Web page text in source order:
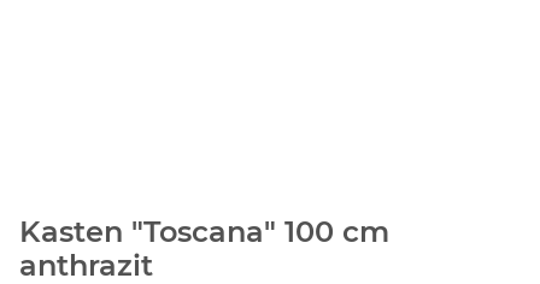
Kasten "Toscana" 100 cm
anthrazit